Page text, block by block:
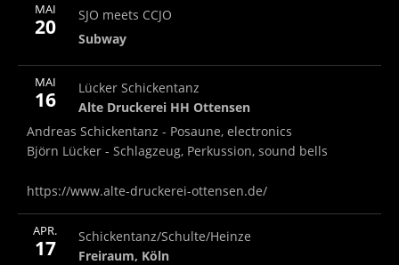
MAI
20
SJO meets CCJO
Subway
Subway Subway
MAI
16
Lücker Schickentanz
Alte Druckerei HH Ottensen
Alte Druckerei HH Ottensen
Note
Andreas Schickentanz - Posaune, electronics
Björn Lücker - Schlagzeug, Perkussion, sound bells
https://www.alte-druckerei-ottensen.de/
More
APR.
17
Schickentanz/Schulte/Heinze
Freiraum, Köln
Freiraum, Köln Freiraum, Köln
Note
More